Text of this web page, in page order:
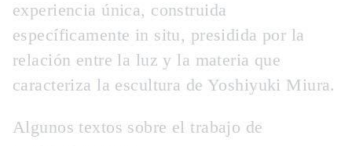
experiencia única, construida
específicamente in situ, presidida por la
relación entre la luz y la materia que
caracteriza la escultura de Yoshiyuki Miura.
Algunos textos sobre el trabajo de